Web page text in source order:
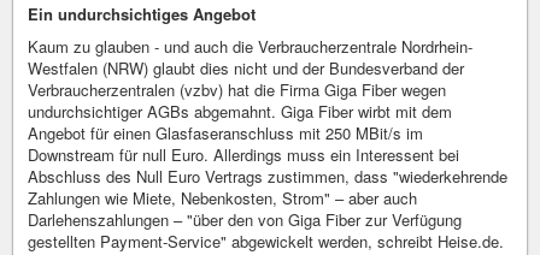
Ein undurchsichtiges Angebot
Kaum zu glauben - und auch die Verbraucherzentrale Nordrhein-
Westfalen (NRW) glaubt dies nicht und der Bundesverband der
Verbraucherzentralen (vzbv) hat die Firma Giga Fiber wegen
undurchsichtiger AGBs abgemahnt. Giga Fiber wirbt mit dem
Angebot für einen Glasfaseranschluss mit 250 MBit/s im
Downstream für null Euro. Allerdings muss ein Interessent bei
Abschluss des Null Euro Vertrags zustimmen, dass "wiederkehrende
Zahlungen wie Miete, Nebenkosten, Strom" – aber auch
Darlehenszahlungen – "über den von Giga Fiber zur Verfügung
gestellten Payment-Service" abgewickelt werden, schreibt Heise.de.